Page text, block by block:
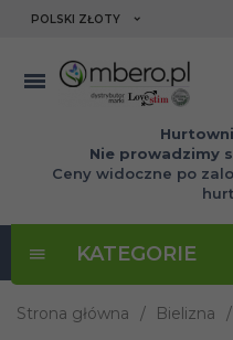
currency_h
POLSKI ZŁOTY
Nie prowadzimy
Ceny widoczne po
KATEGORIE
Strona główna Bielizna